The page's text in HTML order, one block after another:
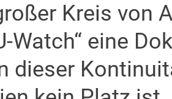
Kreis von
Watch“ eine
dieser